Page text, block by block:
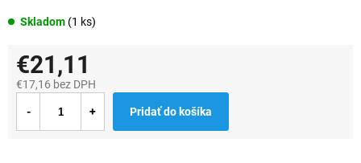
Skladom (1 ks)
€21,11
€17,16 bez DPH
cena:
Pridať do košíka